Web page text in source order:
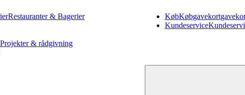
Restauranter & Bagerier
Projekter & rådgivning
KøbKøbgavekort
Kundeservice